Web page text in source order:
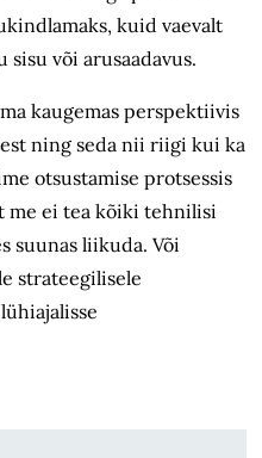
kuid vaevalt
või arusaadavus.
kaugemas perspektiivis
ning seda nii riigi kui ka
otsustamise protsessis
me ei tea kõiki tehnilisi
suunas liikuda. Või
strateegilisele
lühiajalisse